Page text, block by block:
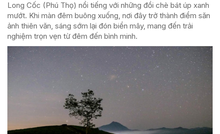
Long Cốc (Phú Thọ) nổi tiếng với những đồi chè bát úp xanh
mướt. Khi màn đêm buông xuống, nơi đây trở thành điểm săn
ảnh thiên văn, sáng sớm lại đón biển mây, mang đến trải
nghiệm trọn vẹn từ đêm đến bình minh.